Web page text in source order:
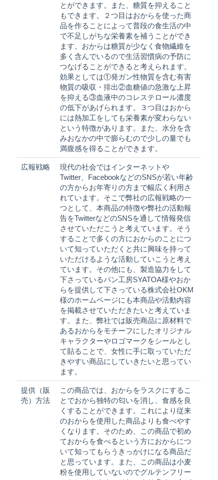
とができます。また、糖質を抑えること
もできます。２つ目はおからを使った商
品を作ることによって普段の食生活の中
で不足しがちな栄養素を補うことができ
ます。おからは糖質が少なく食物繊維を
多く含んでいるので生活習慣病の予防に
つなげることができると考えられます。
効果としては①発ガン性物質を含む有害
物質の吸収・排出②血糖値の急激な上昇
を抑える③血液中のコレステロール濃度
の低下があげられます。３つ目はおから
には熱加工をしても栄養素が変わらない
という特徴があります。また、水分を含
みおなかの中で膨らむので少しの量でも
満腹感を得ることができます。
広報戦略
現代の社会ではインターネットや
Twitter、FacebookなどのSNSが若い年齢
の方からお年寄りの方まで幅広く利用さ
れています。そこで弊社の広報戦略の一
つとして、本商品の特徴や弊社の活動報
告をTwitterなどのSNSを通して情報発信
させていただこうと考えています。そう
することで多くの方におからのことにつ
いて知っていただくと共に興味を持って
いただけるような活動していこうと考え
ています。その他にも、製造協力をして
下さっているパン工房SYATOA様やおか
らを提供して下さっている株式会社OKM
様のホームページにも本商品や活動内容
を掲載させていただきたいと考えていま
す。また、弊社では販売商品に原材料で
あるおからをモチーフにしたオリジナル
キャラクターやロゴマークをシールとし
て貼ることで、女性に手に取っていただ
きやすい商品にしていきたいと思ってい
ます。
提供（販
売）方法
この商品では、おからをラスクにするこ
とでおから独特の匂いを消し、食感を良
くすることができます。これにより従来
のおからを使用した商品よりも食べやす
くなります。そのため、この商品で初め
ておからを食べるという方におからにつ
いて知ってもらうきっかけになる商品だ
と思っています。また、この商品は小麦
粉を使用していないのでグルテンフリー